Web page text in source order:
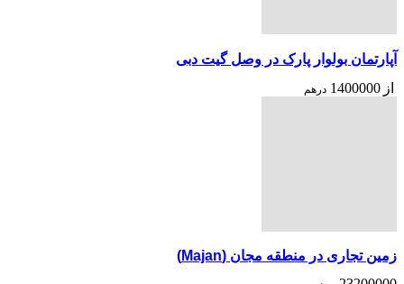
آپارتمان بولوار پارک در وصل گیت دبی
از 1400000 درهم
زمین تجاری در منطقه مجان (Majan)